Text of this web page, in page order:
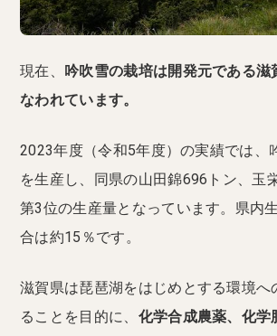
現在、
吟吹雪の栽培は開発元である滋
なわれています。
2023年度（令和5年度）の実績では、
を生産し、同県の山田錦696トン、玉
第3位の生産量となっています。県内
合は約15％です。
滋賀県は琵琶湖をはじめとする環境へ
ることを目的に、 化学合成農薬、化学